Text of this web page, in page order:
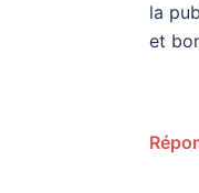
la
et